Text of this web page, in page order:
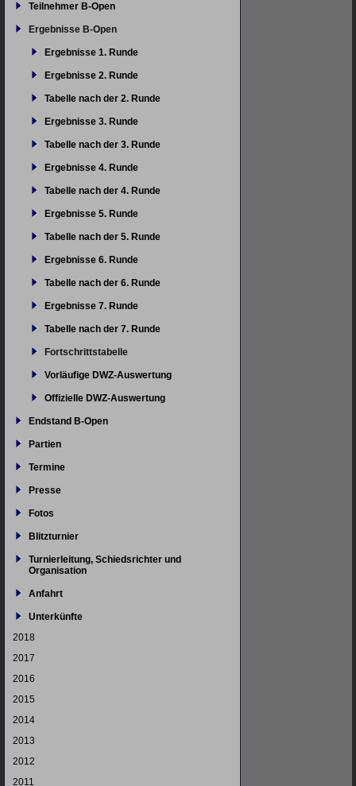
Teilnehmer B-Open
Ergebnisse B-Open
Ergebnisse 1. Runde
Ergebnisse 2. Runde
Tabelle nach der 2. Runde
Ergebnisse 3. Runde
Tabelle nach der 3. Runde
Ergebnisse 4. Runde
Tabelle nach der 4. Runde
Ergebnisse 5. Runde
Tabelle nach der 5. Runde
Ergebnisse 6. Runde
Tabelle nach der 6. Runde
Ergebnisse 7. Runde
Tabelle nach der 7. Runde
Fortschrittstabelle
Vorläufige DWZ-Auswertung
Offizielle DWZ-Auswertung
Endstand B-Open
Partien
Termine
Presse
Fotos
Blitzturnier
Turnierleitung, Schiedsrichter und
Organisation
Anfahrt
Unterkünfte
2018
2017
2016
2015
2014
2013
2012
2011